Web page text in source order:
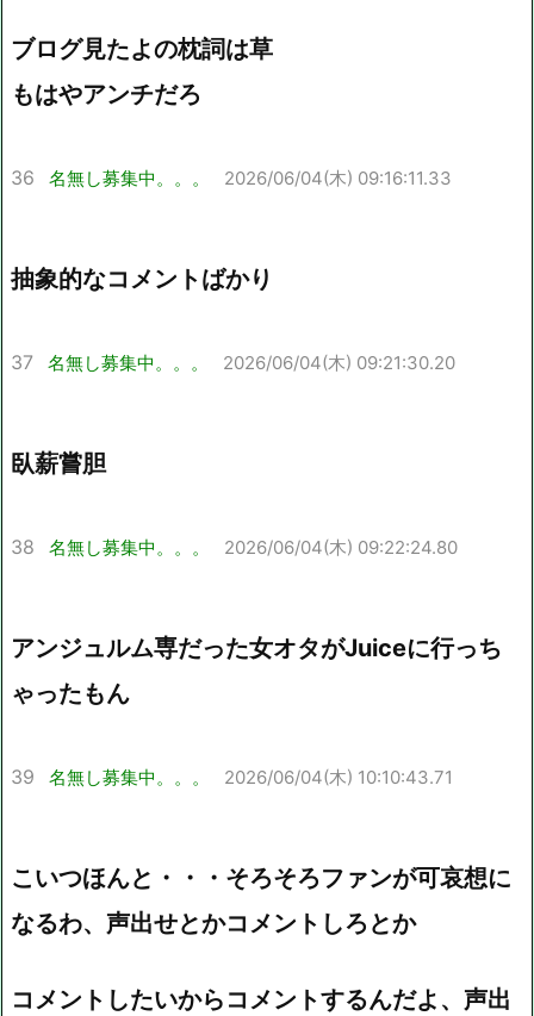
ブログ見たよの枕詞は草
もはやアンチだろ
36 名無し募集中。。。 2026/06/04(木) 09:16:11.33
抽象的なコメントばかり
37 名無し募集中。。。 2026/06/04(木) 09:21:30.20
臥薪嘗胆
38 名無し募集中。。。 2026/06/04(木) 09:22:24.80
アンジュルム専だった女オタがJuiceに行っち
ゃったもん
39 名無し募集中。。。 2026/06/04(木) 10:10:43.71
こいつほんと・・・そろそろファンが可哀想に
なるわ、声出せとかコメントしろとか
コメントしたいからコメントするんだよ、声出